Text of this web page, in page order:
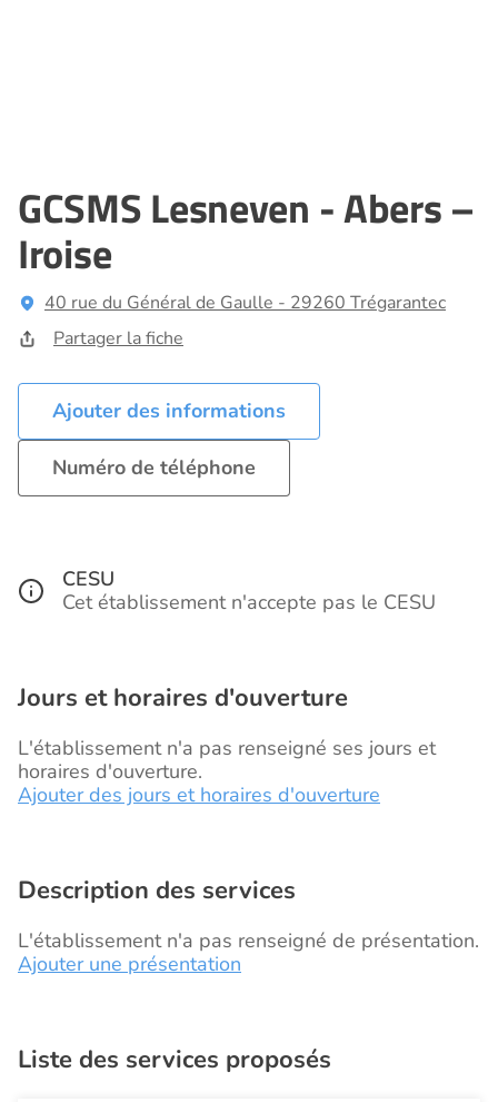
GCSMS Lesneven - Abers –
Iroise
40 rue du Général de Gaulle - 29260 Trégarantec
Partager la fiche
Ajouter des informations
Numéro de téléphone
CESU
Cet établissement n'accepte pas le CESU
Jours et horaires d'ouverture
L'établissement n'a pas renseigné ses jours et
horaires d'ouverture.
Ajouter des jours et horaires d'ouverture
Description des services
L'établissement n'a pas renseigné de présentation.
Ajouter une présentation
Liste des services proposés